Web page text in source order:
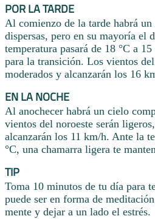
POR LA TARDE
Al comienzo de la tarde habrá
dispersas, pero en su mayoría el
temperatura pasará de 18 °C a
para la transición. Los vientos
moderados y alcanzarán los 16
EN LA NOCHE
Al anochecer habrá un cielo
vientos del noroeste serán
alcanzarán los 11 km/h. Ante la
°C, una chamarra ligera te
TIP
Toma 10 minutos de tu día para
puede ser en forma de
mente y dejar a un lado el estrés.